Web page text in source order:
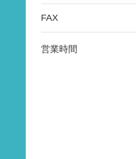
FAX
営業時間